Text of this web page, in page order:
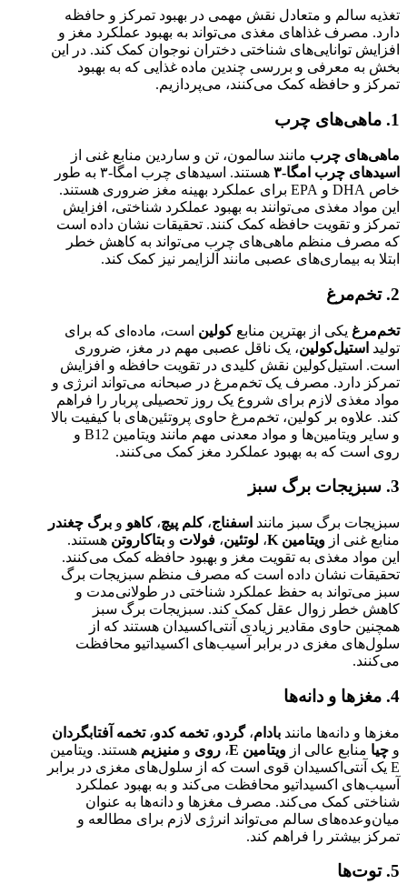
تغذیه سالم و متعادل نقش مهمی در بهبود تمرکز و حافظه
دارد. مصرف غذاهای مغذی می‌تواند به بهبود عملکرد مغز و
افزایش توانایی‌های شناختی دختران نوجوان کمک کند. در این
بخش به معرفی و بررسی چندین ماده غذایی که به بهبود
تمرکز و حافظه کمک می‌کنند، می‌پردازیم.
1. ماهی‌های چرب
ماهی‌های چرب مانند سالمون، تن و ساردین منابع غنی از
اسیدهای چرب امگا-۳
هستند. اسیدهای چرب امگا-۳ به طور
خاص DHA و EPA برای عملکرد بهینه مغز ضروری هستند.
این مواد مغذی می‌توانند به بهبود عملکرد شناختی، افزایش
تمرکز و تقویت حافظه کمک کنند. تحقیقات نشان داده است
که مصرف منظم ماهی‌های چرب می‌تواند به کاهش خطر
ابتلا به بیماری‌های عصبی مانند آلزایمر نیز کمک کند.
2. تخم‌مرغ
تخم‌مرغ یکی از بهترین منابعکولین است، ماده‌ای که برای
تولید استیل‌کولین، یک ناقل عصبی مهم در مغز، ضروری
است. استیل‌کولین نقش کلیدی در تقویت حافظه و افزایش
تمرکز دارد. مصرف یک تخم‌مرغ در صبحانه می‌تواند انرژی و
مواد مغذی لازم برای شروع یک روز تحصیلی پربار را فراهم
کند. علاوه بر کولین، تخم‌مرغ حاوی پروتئین‌های با کیفیت بالا
و سایر ویتامین‌ها و مواد معدنی مهم مانند ویتامین B12 و
روی است که به بهبود عملکرد مغز کمک می‌کنند.
3. سبزیجات برگ سبز
سبزیجات برگ سبز مانند اسفناج،کلم پیچ،کاهو و برگ چغندر
منابع غنی از ویتامین K ، لوتئین، فولات و بتاکاروتن هستند.
این مواد مغذی به تقویت مغز و بهبود حافظه کمک می‌کنند.
تحقیقات نشان داده است که مصرف منظم سبزیجات برگ
سبز می‌تواند به حفظ عملکرد شناختی در طولانی‌مدت و
کاهش خطر زوال عقل کمک کند. سبزیجات برگ سبز
همچنین حاوی مقادیر زیادی آنتی‌اکسیدان هستند که از
سلول‌های مغزی در برابر آسیب‌های اکسیداتیو محافظت
می‌کنند.
4. مغزها و دانه‌ها
مغزها و دانه‌ها مانند بادام،گردو،تخمه کدو،تخمه آفتابگردان
و چیا منابع عالی از ویتامین E ، روی و منیزیم هستند. ویتامین
E یک آنتی‌اکسیدان قوی است که از سلول‌های مغزی در برابر
آسیب‌های اکسیداتیو محافظت می‌کند و به بهبود عملکرد
شناختی کمک می‌کند. مصرف مغزها و دانه‌ها به عنوان
میان‌وعده‌های سالم می‌تواند انرژی لازم برای مطالعه و
تمرکز بیشتر را فراهم کند.
5. توت‌ها